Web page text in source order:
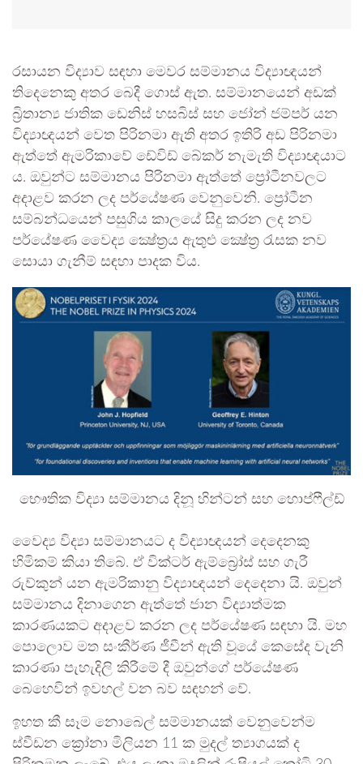
රසායන විද්‍යාව සඳහා මෙවර සම්මානය විද්‍යාඥයන්
තිදෙනෙකු අතර බෙදී ගොස් ඇත. සම්මානයෙන් අඩක්
බ්‍රිතාන්‍ය ජාතික ඩෙනිස් හසබිස් සහ ජෝන් ජම්පර් යන
විද්‍යාඥයන් වෙත පිරිනමා ඇති අතර ඉතිරි අඩ පිරිනමා
ඇත්තේ ඇමරිකාවේ ඩේවිඩ් බේකර් නැමැති විද්‍යාඥයාට
ය. ඔවුන්ට සම්මානය පිරිනමා ඇත්තේ ප්‍රෝටීනවලට
අදාළව කරන ලද පර්යේෂණ වෙනුවෙනි. ප්‍රෝටීන
සම්බන්ධයෙන් පසුගිය කාලයේ සිදු කරන ලද නව
පර්යේෂණ වෛද්‍ය ක්‍ෂේත්‍රය ඇතුළු ක්‍ෂේත්‍ර රැසක නව
සොයා ගැනීම් සඳහා පාදක විය.
භෞතික විද්‍යා සම්මානය දිනූ හින්ටන් සහ හොප්ෆීල්ඩ්
වෛද්‍ය විද්‍යා සම්මානයට ද විද්‍යාඥයන් දෙදෙනකු
හිමිකම් කියා තිබේ. ඒ වික්ටර් ඇම්බ්‍රෝස් සහ ගැරී
රුව්කුන් යන ඇමරිකානු විද්‍යාඥයන් දෙදෙනා යි. ඔවුන්
සම්මානය දිනාගෙන ඇත්තේ ජාන විද්‍යාත්මක
කාරණයකට අදාළව කරන ලද පර්යේෂණ සඳහා යි. මහ
පොලොව මත සංකීර්ණ ජීවීන් ඇති වූයේ කෙසේද වැනි
කාරණා පැහැදිලි කිරීමේ දී ඔවුන්ගේ පර්යේෂණ
බෙහෙවින් ඉවහල් වන බව සඳහන් වේ.
ඉහත කී සෑම නොබෙල් සම්මානයක් වෙනුවෙන්ම
ස්වීඩන ක්‍රෝනා මිලියන 11 ක මුදල් ත්‍යාගයක් ද